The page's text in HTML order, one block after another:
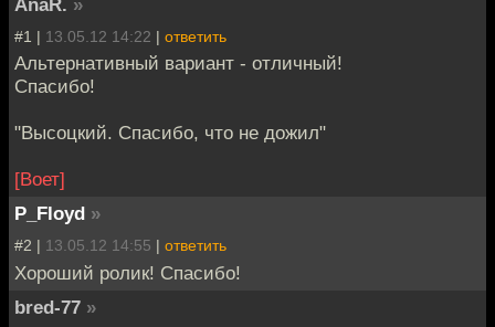
AnaR. »
#1 | 13.05.12 14:22 | ответить
Альтернативный вариант - отличный!
Спасибо!
"Высоцкий. Спасибо, что не дожил"
[Воет]
P_Floyd »
#2 | 13.05.12 14:55 | ответить
Хороший ролик! Спасибо!
bred-77 »